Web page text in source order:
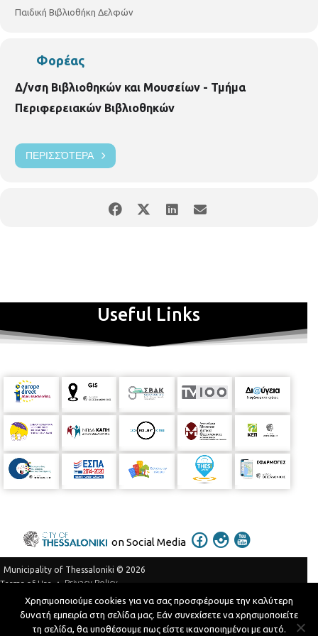
Παιδική Βιβλιοθήκη Δελφών
Φορέας
Δ/νση Βιβλιοθηκών και Μουσείων - Τμήμα
Περιφερειακών Βιβλιοθηκών
ΠΕΡΙΣΣΌΤΕΡΑ
Useful Links
on Social Media
Municipality of Thessaloniki © 2026
Terms of Use
Privacy Policy
Telephone Catalog
Developed byMyCompany Projects
Χρησιμοποιούμε cookies για να σας προσφέρουμε την καλύτερη
δυνατή εμπειρία στη σελίδα μας. Εάν συνεχίσετε να χρησιμοποιείτε
τη σελίδα, θα υποθέσουμε πως είστε ικανοποιημένοι με αυτό.